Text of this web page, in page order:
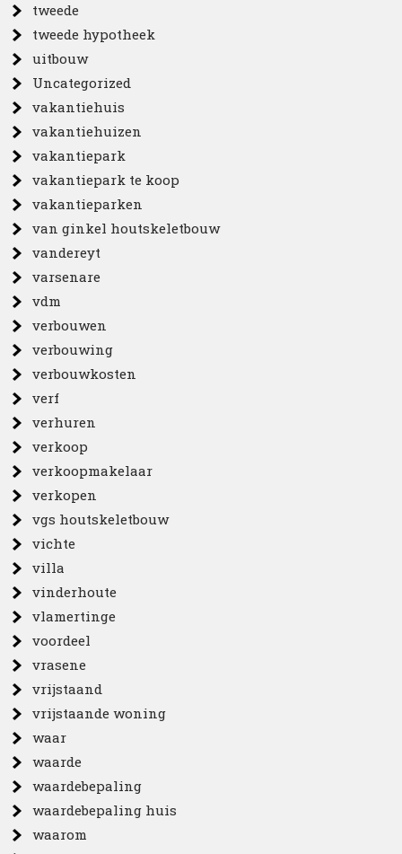
tweede
tweede hypotheek
uitbouw
Uncategorized
vakantiehuis
vakantiehuizen
vakantiepark
vakantiepark te koop
vakantieparken
van ginkel houtskeletbouw
vandereyt
varsenare
vdm
verbouwen
verbouwing
verbouwkosten
verf
verhuren
verkoop
verkoopmakelaar
verkopen
vgs houtskeletbouw
vichte
villa
vinderhoute
vlamertinge
voordeel
vrasene
vrijstaand
vrijstaande woning
waar
waarde
waardebepaling
waardebepaling huis
waarom